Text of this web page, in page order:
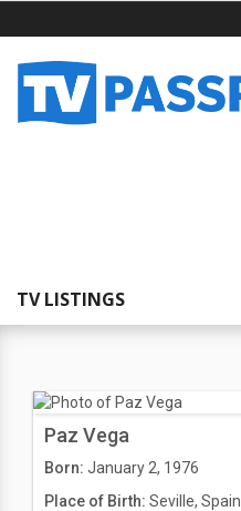
TV LISTINGS
Paz Vega
Born: January 2, 1976
Place of Birth: Seville, Spain